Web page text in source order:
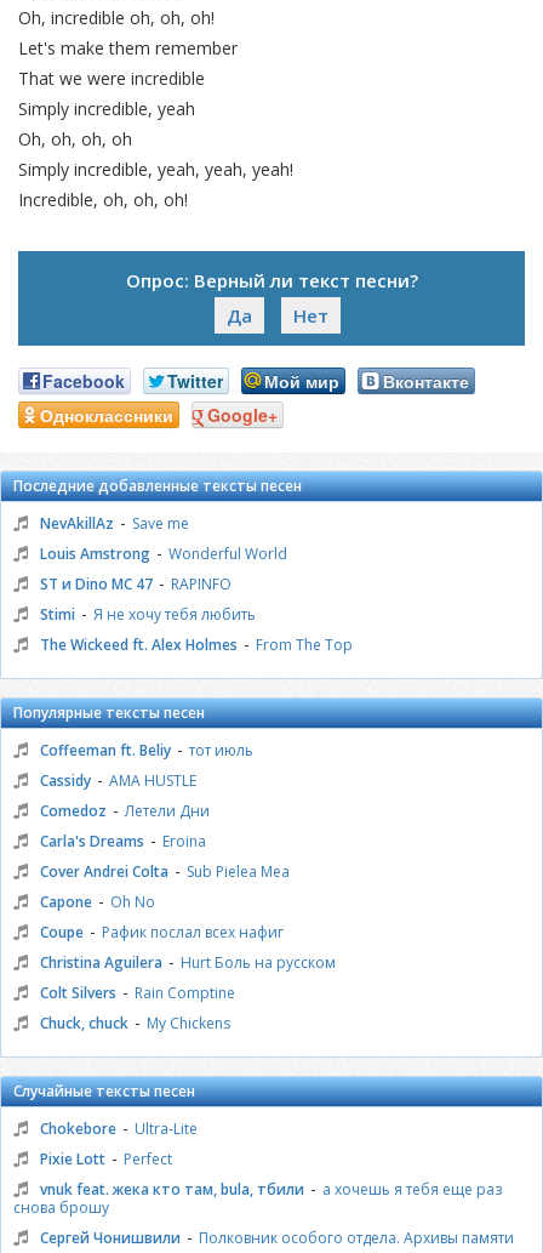
Oh, incredible oh, oh, oh!
Let's make them remember
That we were incredible
Simply incredible, yeah
Oh, oh, oh, oh
Simply incredible, yeah, yeah, yeah!
Incredible, oh, oh, oh!
Опрос: Верный ли текст песни?
Да
Нет
Facebook Twitter Мой мир
Вконтакте
Одноклассники
Google+
Последние добавленные тексты песен
NevAkillAz - Save me
Louis Amstrong - Wonderful World
ST и Dino MC 47 - RAPINFO
Stimi - Я не хочу тебя любить
The Wickeed ft. Alex Holmes - From The Top
Популярные тексты песен
Coffeeman ft. Beliy - тот июль
Cassidy - AMA HUSTLE
Comedoz - Летели Дни
Carla's Dreams - Eroina
Cover Andrei Colta - Sub Pielea Mea
Capone - Oh No
Coupe - Рафик послал всех нафиг
Christina Aguilera - Hurt Боль на русском
Colt Silvers - Rain Comptine
Chuck, chuck - My Chickens
Случайные тексты песен
Chokebore - Ultra-Lite
Pixie Lott - Perfect
vnuk feat. жека кто там, bula, тбили - а хочешь я тебя еще раз
снова брошу
Сергей Чонишвили - Полковник особого отдела. Архивы памяти